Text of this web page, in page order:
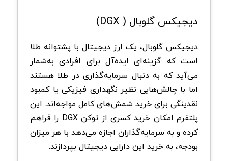
دیجیکس گلوبال ( DGX)
دیجیکس گلوبال، یک ارز دیجیتال با پشتوانه طلا
است که گزینه‌ای ایده‌آل برای افرادی به‌شمار
می‌آید که به دنبال سرمایه‌گذاری در طلا هستند
اما با چالش‌هایی نظیر نگهداری فیزیکی یا کمبود
نقدینگی برای خرید شمش‌های کامل مواجه‌اند. این
پلتفرم امکان خرید کسری از توکن DGX را فراهم
کرده و به سرمایه‌گذاران اجازه می‌دهد با هر میزان
بودجه، به خرید این دارایی دیجیتال بپردازند.